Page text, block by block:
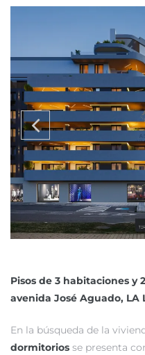
Pisos de 3 habitaciones y
avenida José Aguado, LA
En la búsqueda de la
dormitorios se presenta